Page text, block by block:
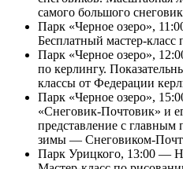
самого большого
Парк «Черное озеро»,
Бесплатный мастер-
Парк «Черное озеро»,
по керлингу.
классы от Федерации
Парк «Черное озеро»,
«Снеговик-Почтовик» и
представление с главным
зимы — Снеговиком-
Парк Урицкого, 13:00 —